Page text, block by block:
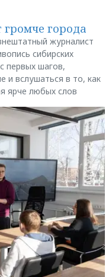
города
журналист
сибирских
первых шагов,
и вслушаться в то, как
ярче любых слов